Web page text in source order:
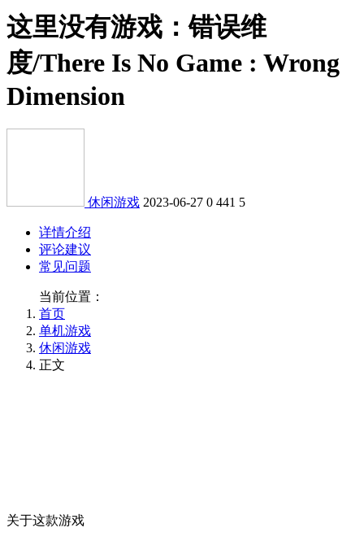
这里没有游戏：错误维
度/There Is No Game : Wrong
Dimension
休闲游戏 2023-06-27 0 441 5
详情介绍
评论建议
常见问题
当前位置：
首页
单机游戏
休闲游戏
正文
关于这款游戏